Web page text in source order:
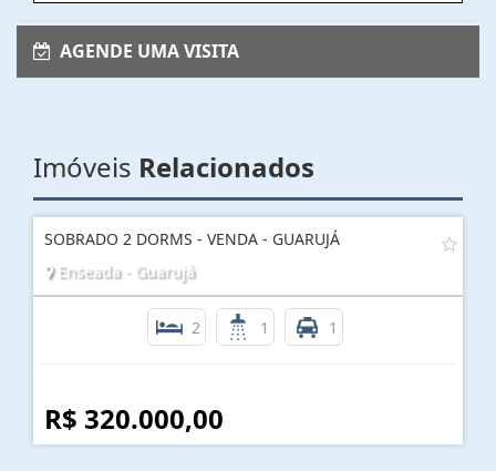
AGENDE UMA VISITA
Imóveis Relacionados
SOBRADO 2 DORMS - VENDA - GUARUJÁ
Enseada - Guarujá
2 1 1
R$ 320.000,00